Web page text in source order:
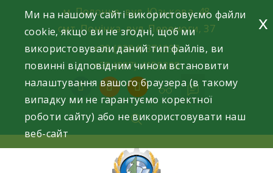
м. Полонне, вул. Юзькова, 48
смт. Понінка, вул. Перемоги, 37
+38 (0384) 371293
+38 (097) 4159398
facebookinstagramyoutube
Ми на нашому сайті використовуємо файли
cookie, якщо ви не згодні, щоб ми
використовували даний тип файлів, ви
повинні відповідним чином встановити
налаштування вашого браузера (в такому
випадку ми не гарантуємо коректної
роботи сайту) або не використовувати наш
веб-сайт
x